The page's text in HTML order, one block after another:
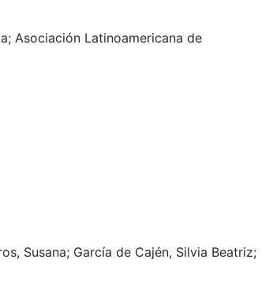
Asociación Latinoamericana de
Susana; García de Cajén, Silvia Beatriz;